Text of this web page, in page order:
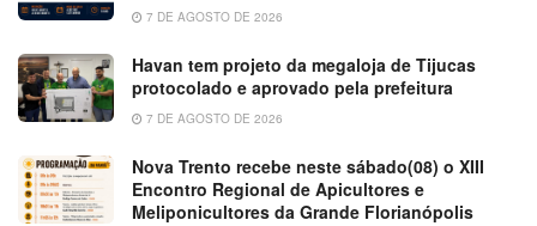
7 DE AGOSTO DE 2026
Havan tem projeto da megaloja de Tijucas
protocolado e aprovado pela prefeitura
7 DE AGOSTO DE 2026
Nova Trento recebe neste sábado(08) o XIII
Encontro Regional de Apicultores e
Meliponicultores da Grande Florianópolis